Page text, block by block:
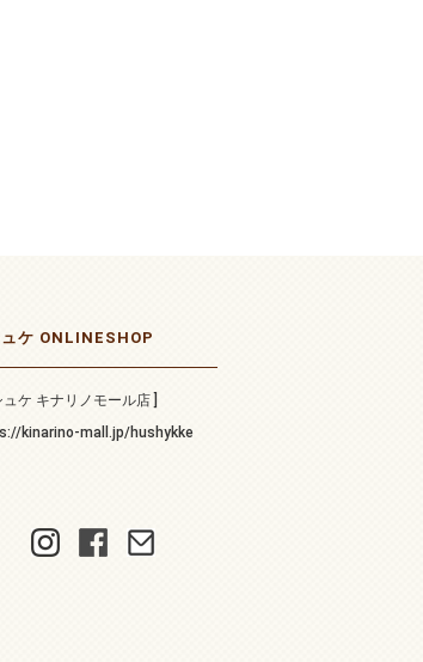
ケ ONLINESHOP
ュケ キナリノモール店 ]
kinarino-mall.jp/hushykke